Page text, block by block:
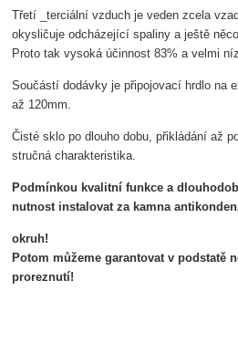
Třetí _terciální vzduch je veden zcela
okysličuje odcházející spaliny a ještě
Proto tak vysoká účinnost 83% a velmi
Součástí dodávky je připojovací hrdlo na
až 120mm.
Čisté sklo po dlouho dobu, přikládání až
stručná charakteristika.
Podmínkou kvalitní funkce a
nutnost instalovat za kamna
okruh!
Potom můžeme garantovat v podstatě
proreznutí!